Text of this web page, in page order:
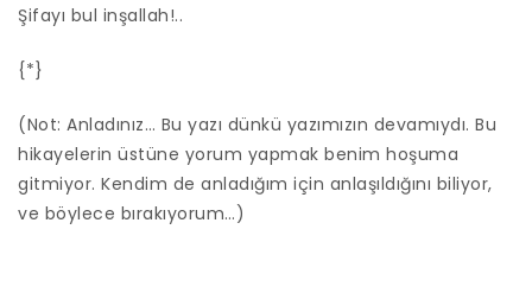
Şifayı bul inşallah!..
{*}
(Not: Anladınız… Bu yazı dünkü yazımızın devamıydı. Bu
hikayelerin üstüne yorum yapmak benim hoşuma
gitmiyor. Kendim de anladığım için anlaşıldığını biliyor,
ve böylece bırakıyorum…)